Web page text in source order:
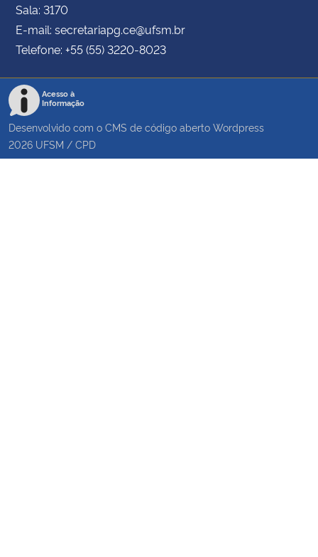
Sala: 3170
E-mail: secretariapg.ce@ufsm.br
Telefone: +55 (55) 3220-8023
Acesso à
Informação
Desenvolvido com o CMS de código aberto Wordpress
2026 UFSM / CPD